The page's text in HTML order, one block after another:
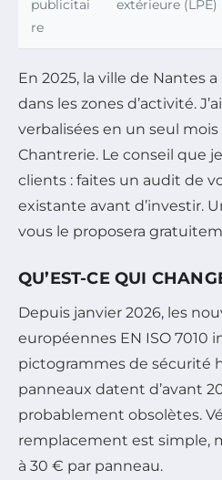
publicitai
re
extérieure (LPE)
En 2025, la ville de Nantes
dans les zones d’activité.
verbalisées en un seul mois
Chantrerie. Le conseil que
clients : faites un audit de
existante avant d’investir.
vous le proposera
QU’EST-CE QUI
Depuis janvier 2026, les
européennes EN ISO 7010
pictogrammes de sécurité
panneaux datent d’avant
probablement obsolètes.
remplacement est simple,
à 30 € par panneau.